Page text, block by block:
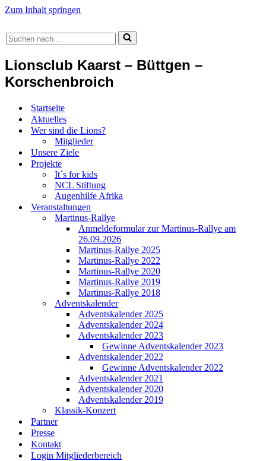
Zum Inhalt springen
Suchen
nach …
Lionsclub Kaarst – Büttgen –
Korschenbroich
Startseite
Aktuelles
Wer sind die Lions?
Mitglieder
Unsere Ziele
Projekte
It´s for kids
NCL Stiftung
Augenhilfe Afrika
Veranstaltungen
Martinus-Rallye
Anmeldeformular zur Martinus-Rallye am
26.09.2026
Martinus-Rallye 2025
Martinus-Rallye 2022
Martinus-Rallye 2020
Martinus-Rallye 2019
Martinus-Rallye 2018
Adventskalender
Adventskalender 2025
Adventskalender 2024
Adventskalender 2023
Gewinne Adventskalender 2023
Adventskalender 2022
Gewinne Adventskalender 2022
Adventskalender 2021
Adventskalender 2020
Adventskalender 2019
Klassik-Konzert
Partner
Presse
Kontakt
Login Mitgliederbereich